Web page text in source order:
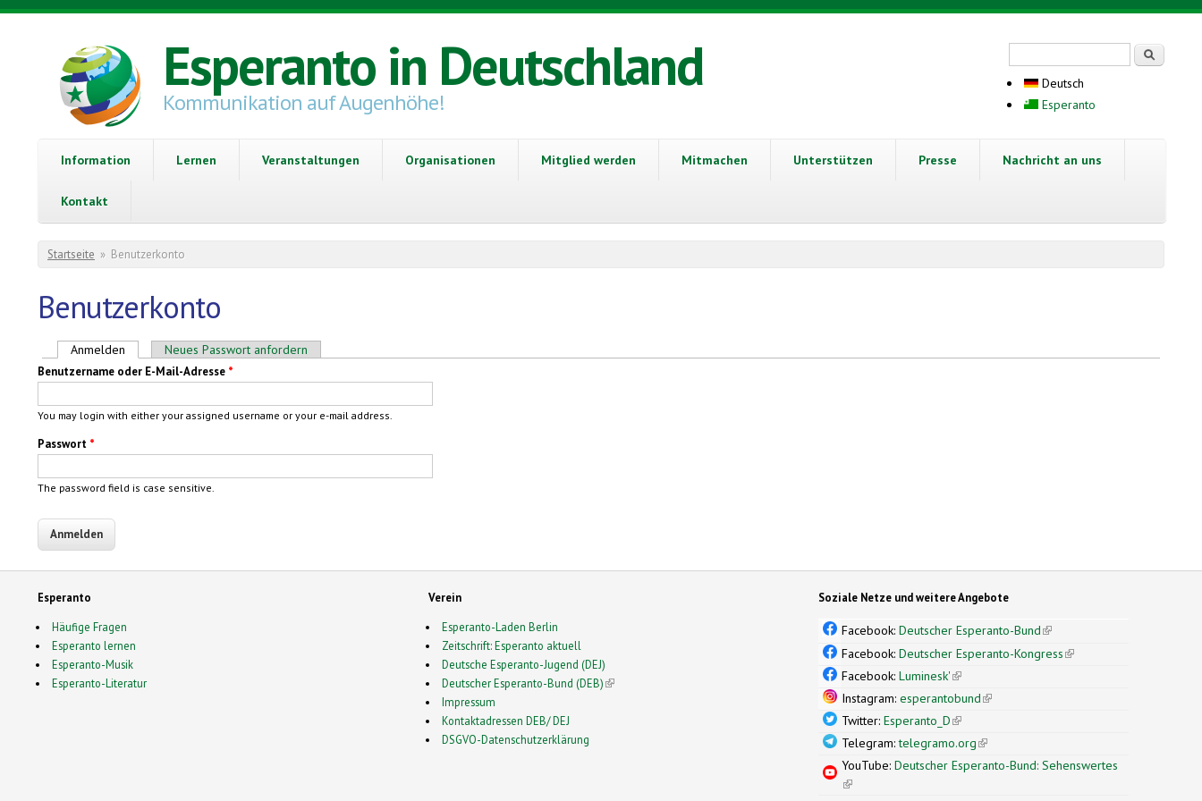
Direkt zum Inhalt
Esperanto in Deutschland
Kommunikation auf Augenhöhe!
Deutsch
Esperanto
Information Lernen Veranstaltungen Organisationen Mitglied werden Mitmachen Unterstützen Presse Nachricht an uns
Kontakt
Sie sind hier
Startseite » Benutzerkonto
Benutzerkonto
Haupt-Reiter
Anmelden (aktiver Reiter)
Neues Passwort anfordern
Benutzername oder E-Mail-Adresse *
You may login with either your assigned username or your e-mail address.
Passwort *
The password field is case sensitive.
Esperanto
Häufige Fragen
Esperanto lernen
Esperanto-Musik
Esperanto-Literatur
Verein
Esperanto-Laden Berlin
Zeitschrift: Esperanto aktuell
Deutsche Esperanto-Jugend (DEJ)
Deutscher Esperanto-Bund (DEB)(link is external)
Impressum
Kontaktadressen DEB/ DEJ
DSGVO-Datenschutzerklärung
Soziale Netze und weitere Angebote
Facebook:Deutscher Esperanto-Bund(link is external)
Facebook:Deutscher Esperanto-Kongress(link is external)
Facebook:Luminesk'(link is external)
Instagram:esperantobund(link is external)
Twitter:Esperanto_D(link is external)
Telegram:telegramo.org(link is external)
YouTube:Deutscher Esperanto-Bund: Sehenswertes
(link is external)